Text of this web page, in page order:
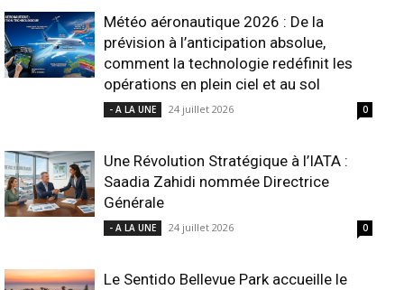
Météo aéronautique 2026 : De la
prévision à l’anticipation absolue,
comment la technologie redéfinit les
opérations en plein ciel et au sol
- A LA UNE 24 juillet 2026 0
Une Révolution Stratégique à l’IATA :
Saadia Zahidi nommée Directrice
Générale
- A LA UNE 24 juillet 2026 0
Le Sentido Bellevue Park accueille le